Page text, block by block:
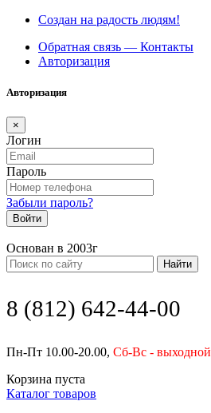
Создан на радость людям!
Обратная связь — Контакты
Авторизация
Авторизация
×
Логин
Пароль
Забыли пароль?
Войти
Основан в 2003г
Найти
8 (812) 642-44-00
Пн-Пт 10.00-20.00, Сб-Вс - выходной
Корзина пуста
Каталог товаров